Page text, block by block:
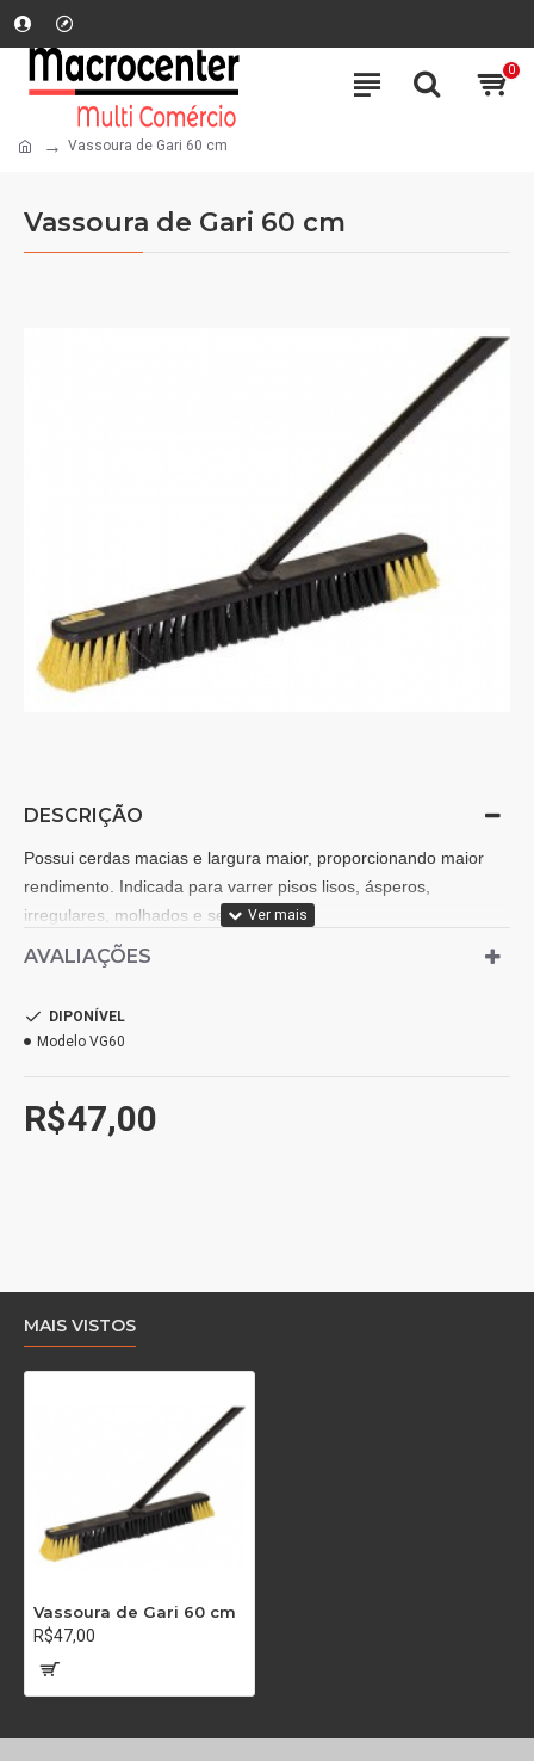
0
Vassoura de Gari 60 cm
Vassoura de Gari 60 cm
DESCRIÇÃO
Possui cerdas macias e largura maior, proporcionando maior
rendimento. Indicada para varrer pisos lisos, ásperos,
irregulares, molhados e secos.
AVALIAÇÕES
R$47,00
DIPONÍVEL
Modelo VG60
MAIS VISTOS
Vassoura de Gari 60 cm
R$47,00